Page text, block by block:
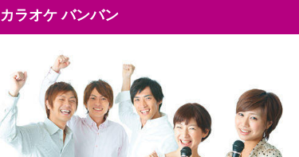
カラオケ バンバン